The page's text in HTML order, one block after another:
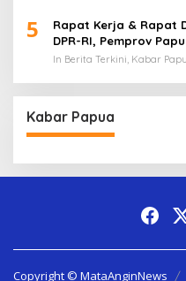
5
Rapat Kerja & Rapat
DPR-RI, Pemprov
Keberpihakan
In Berita Terkini, Kabar
Kabar Papua
Copyright © MataAnginNews